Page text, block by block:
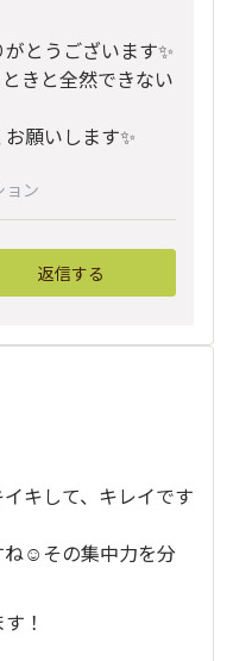
とうございます✨
きと全然できない
願いします✨
ョン
返信する
キして、キレイです
ね☺️その集中力を分
！